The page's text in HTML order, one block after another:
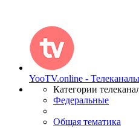
YooTV.online -
Категории
Федеральные
Общая тематика